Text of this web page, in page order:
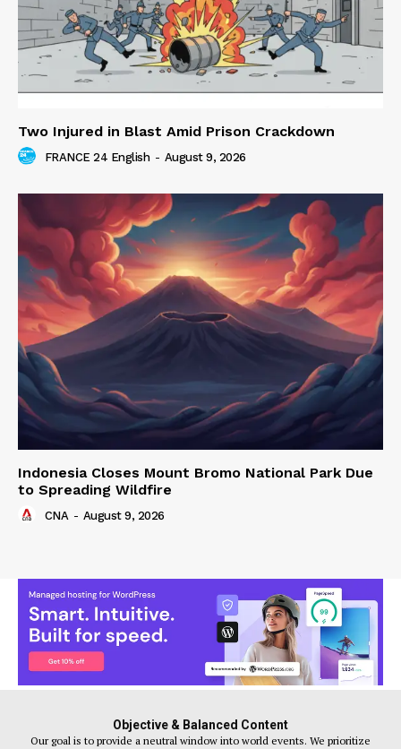
Two Injured in Blast Amid Prison Crackdown
FRANCE 24 English - August 9, 2026
Indonesia Closes Mount Bromo National Park Due
to Spreading Wildfire
CNA - August 9, 2026
Objective & Balanced Content
Our goal is to provide a neutral window into world events. We prioritize